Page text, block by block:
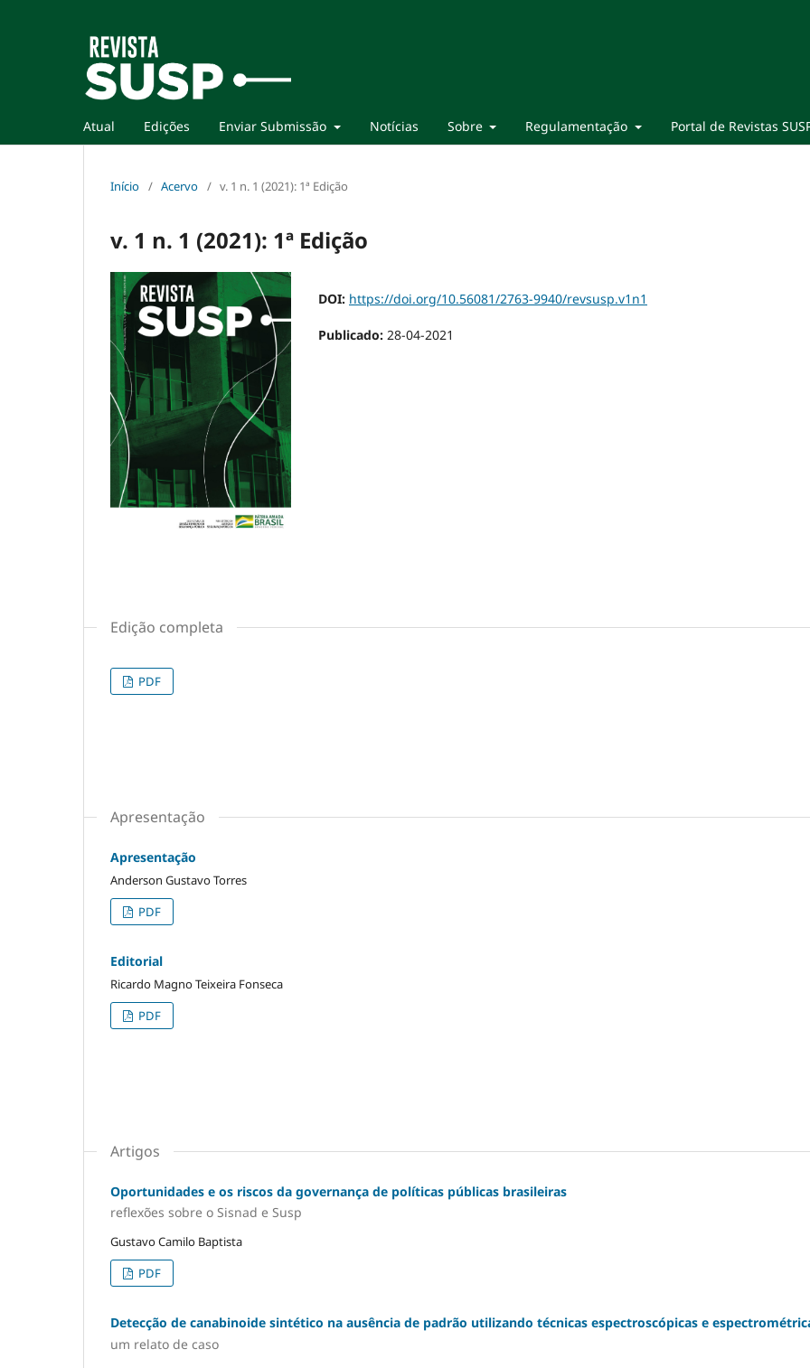
Atual Edições Enviar Submissão Notícias Sobre Regulamentação Portal de Revistas
Início / Acervo / v. 1 n. 1 (2021): 1ª Edição
v. 1 n. 1 (2021): 1ª Edição
DOI: https://doi.org/10.56081/2763-9940/revsusp.v1n1
Publicado: 28-04-2021
Edição completa
PDF
Apresentação
Apresentação
Anderson Gustavo Torres
PDF
Editorial
Ricardo Magno Teixeira Fonseca
PDF
Artigos
Oportunidades e os riscos da governança de políticas públicas brasileiras
reflexões sobre o Sisnad e Susp
Gustavo Camilo Baptista
PDF
Detecção de canabinoide sintético na ausência de padrão utilizando técnicas espectroscópicas e
um relato de caso